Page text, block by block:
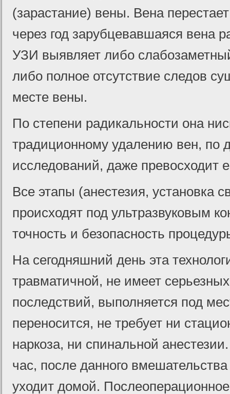
(зарастание) вены. Вена
через год зарубцевавшаяся вена
УЗИ выявляет либо
либо полное отсутствие следов
месте вены.
По степени радикальности она
традиционному удалению вен, по
исследований, даже превосходит
Все этапы (анестезия, установка
происходят под ультразвуковым
точность и безопасность
На сегодняшний день эта
травматичной, не имеет
последствий, выполняется под
переносится, не требует ни
наркоза, ни спинальной
час, после данного
уходит домой.